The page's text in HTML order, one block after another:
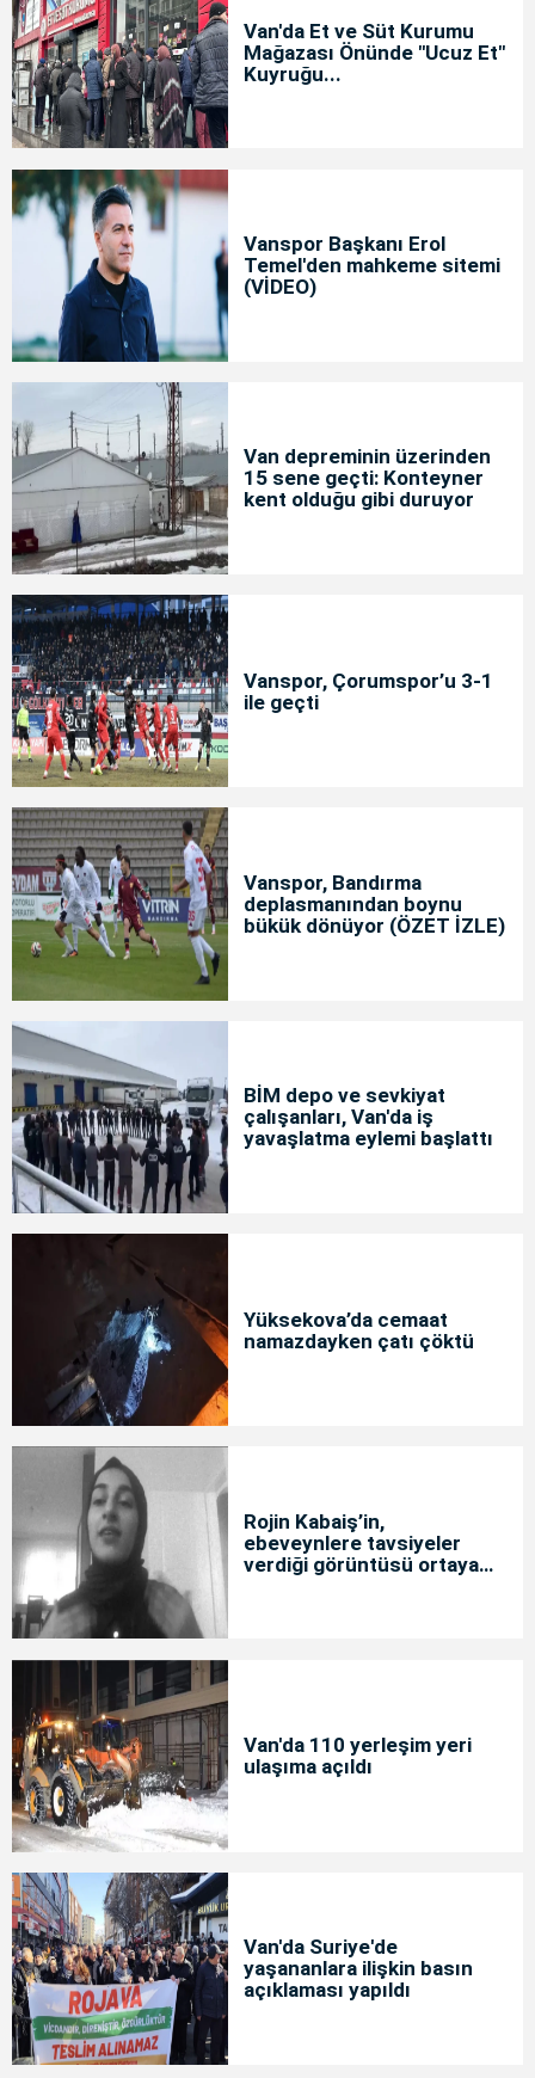
Van'da Et ve Süt Kurumu
Mağazası Önünde "Ucuz Et"
Kuyruğu...
Vanspor Başkanı Erol
Temel'den mahkeme sitemi
(VİDEO)
Van depreminin üzerinden
15 sene geçti: Konteyner
kent olduğu gibi duruyor
Vanspor, Çorumspor’u 3-1
ile geçti
Vanspor, Bandırma
deplasmanından boynu
bükük dönüyor (ÖZET İZLE)
BİM depo ve sevkiyat
çalışanları, Van'da iş
yavaşlatma eylemi başlattı
Yüksekova’da cemaat
namazdayken çatı çöktü
Rojin Kabaiş’in,
ebeveynlere tavsiyeler
verdiği görüntüsü ortaya
Van'da 110 yerleşim yeri
ulaşıma açıldı
Van'da Suriye'de
yaşananlara ilişkin basın
açıklaması yapıldı